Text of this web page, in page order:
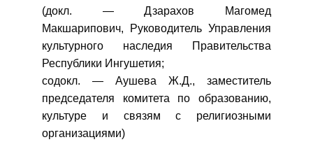
(докл. — Дзарахов Магомед
Макшарипович, Руководитель Управления
культурного наследия Правительства
Республики Ингушетия;
содокл. — Аушева Ж.Д., заместитель
председателя комитета по образованию,
культуре и связям с религиозными
организациями)